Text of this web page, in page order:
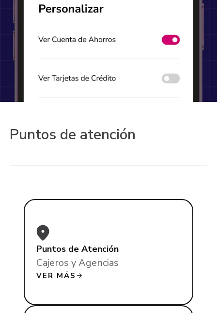
Puntos de atención
Puntos de Atención
Cajeros y Agencias
VER MÁS